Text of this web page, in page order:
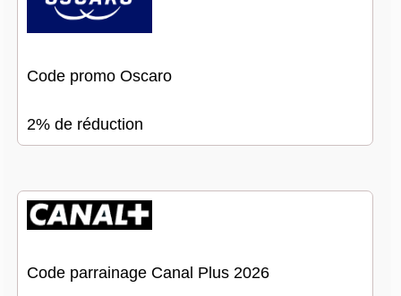
Code promo Oscaro
2% de réduction
Code parrainage Canal Plus 2026